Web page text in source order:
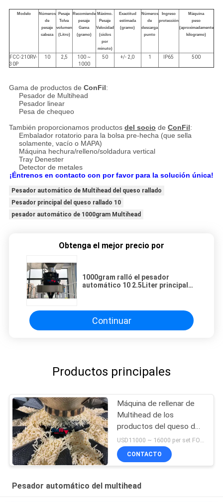
Modelo
Números
de
pesaje
cabeza
Pesaje
Tolva
volumen
(Litro)
Recomiende
pesaje
Gama
(gramo)
Máximo.
Pesaje
Velocidad
(ciclos
por
minuto)
Exactitud
estimada
(gramo)
Números
de
descarga
punto
Ingreso
protección
Máquina
peso
(aproximadamente
kilogramo)
FCC-210RV-
30P
10 2,5
100 ~
1000
50 +/- 2,0 1 IP65 500
Gama de productos de ConFil:
Pesador de Multihead
Pesador linear
Pesa de chequeo
También proporcionamos productos del socio de ConFil:
Embalador rotatorio para la bolsa pre-hecha (que sella
solamente, vacío o MAPA)
Máquina hechura/relleno/soldadura vertical
Tray Denester
Detector de metales
¡Éntrenos en contacto con por favor para la solución única!
Pesador automático de Multihead del queso rallado
Pesador principal del queso rallado 10
pesador automático de 1000gram Multihead
Obtenga el mejor precio por
1000gram ralló el pesador
automático 10 2.5Liter principal
Continuar
Productos principales
Máquina de rellenar de
Multihead de los
productos del queso del
pesador principal
automático del pesador
14
USD11000 ~ 16000 per set FOB Guangzhou China MOQ:1 sistema
CONTACTO
Pesador automático del multihead